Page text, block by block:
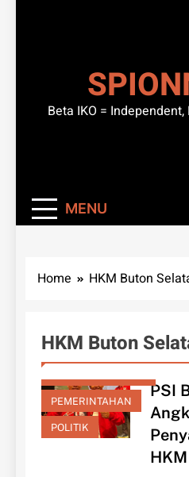
Beta IKO =
MENU
Home HKM Buton
HKM Buton
PEMERINTAHAN
POLITIK
PSI
HKM